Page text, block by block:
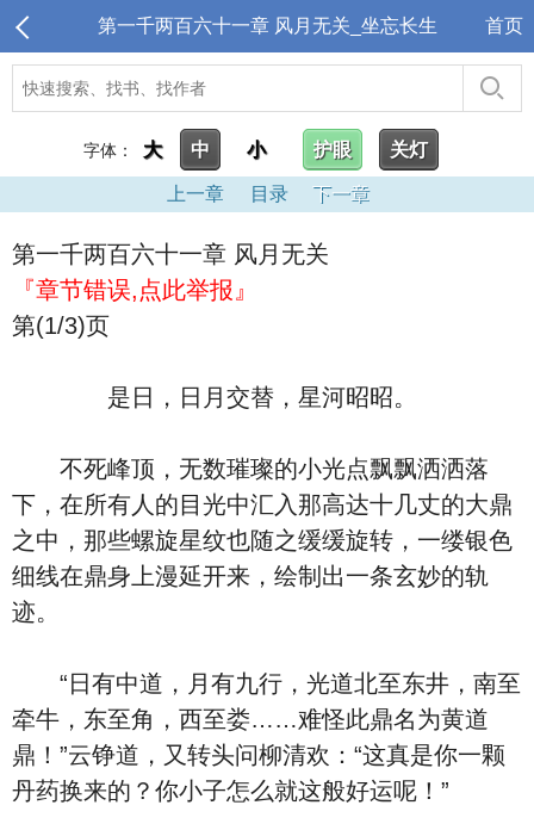
第一千两百六十一章 风月无关_坐忘长生 首页
字体： 大 中 小 护眼 关灯
上一章 目录 下一章
第一千两百六十一章 风月无关
『章节错误,点此举报』
第(1/3)页
是日，日月交替，星河昭昭。
不死峰顶，无数璀璨的小光点飘飘洒洒落
下，在所有人的目光中汇入那高达十几丈的大鼎
之中，那些螺旋星纹也随之缓缓旋转，一缕银色
细线在鼎身上漫延开来，绘制出一条玄妙的轨
迹。
“日有中道，月有九行，光道北至东井，南至
牵牛，东至角，西至娄……难怪此鼎名为黄道
鼎！”云铮道，又转头问柳清欢：“这真是你一颗
丹药换来的？你小子怎么就这般好运呢！”